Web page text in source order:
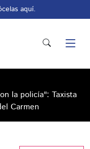
aquí.
la policía": Taxista
Carmen